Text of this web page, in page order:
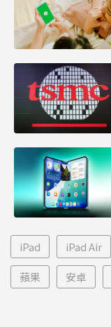
iPad iPad Air
蘋果 安卓